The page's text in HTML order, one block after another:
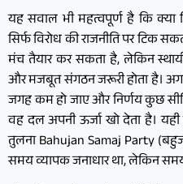
यह सवाल भी महत्वपूर्ण है कि क्या
सिर्फ विरोध की राजनीति पर टिक
मंच तैयार कर सकता है, लेकिन
और मजबूत संगठन जरूरी होता है।
जगह कम हो जाए और निर्णय कुछ
वह दल अपनी ऊर्जा खो देता है।
तुलना Bahujan Samaj Party
समय व्यापक जनाधार था, लेकिन